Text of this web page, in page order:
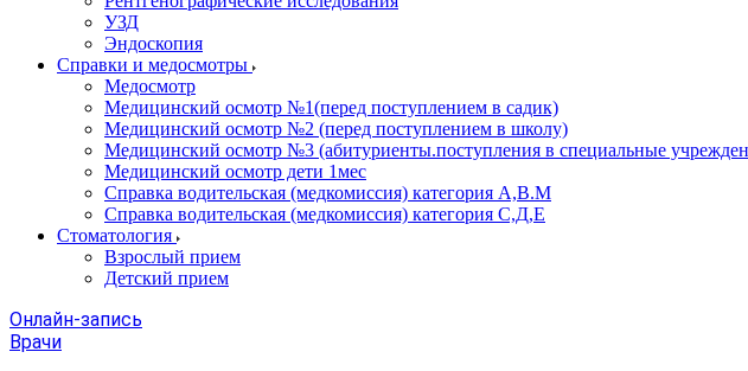
УЗД
Эндоскопия
Справки и медосмотры
Медосмотр
Медицинский осмотр №1(перед поступлением в садик)
Медицинский осмотр №2 (перед поступлением в школу)
Медицинский осмотр №3 (абитуриенты.поступления в специальные
Медицинский осмотр дети 1мес
Справка водительская (медкомиссия) категория А,В.М
Справка водительская (медкомиссия) категория С,Д,Е
Стоматология
Взрослый прием
Детский прием
Онлайн-запись
Врачи